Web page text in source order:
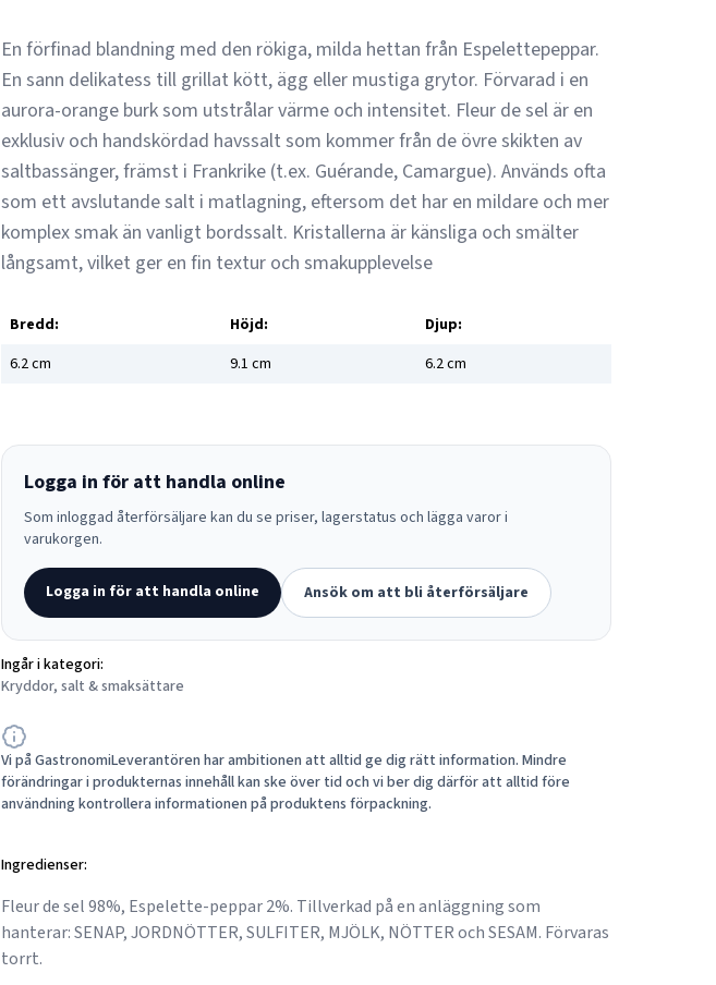
En förfinad blandning med den rökiga, milda hettan från Espelettepeppar.
En sann delikatess till grillat kött, ägg eller mustiga grytor. Förvarad i en
aurora-orange burk som utstrålar värme och intensitet. Fleur de sel är en
exklusiv och handskördad havssalt som kommer från de övre skikten av
saltbassänger, främst i Frankrike (t.ex. Guérande, Camargue). Används ofta
som ett avslutande salt i matlagning, eftersom det har en mildare och mer
komplex smak än vanligt bordssalt. Kristallerna är känsliga och smälter
långsamt, vilket ger en fin textur och smakupplevelse
Bredd: Höjd:
Djup:
6.2cm 9.1 cm 6.2cm
Logga in för att handla online
Som inloggad återförsäljare kan du se priser, lagerstatus och lägga varor i
varukorgen.
Logga in för att handla online Ansök om att bli återförsäljare
Ingår i kategori:
Kryddor, salt & smaksättare
Vi på GastronomiLeverantören har ambitionen att alltid ge dig rätt information. Mindre
förändringar i produkternas innehåll kan ske över tid och vi ber dig därför att alltid före
användning kontrollera informationen på produktens förpackning.
Ingredienser:
Fleur de sel 98%, Espelette-peppar 2%. Tillverkad på en anläggning som
hanterar: SENAP, JORDNÖTTER, SULFITER, MJÖLK, NÖTTER och SESAM. Förvaras
torrt.